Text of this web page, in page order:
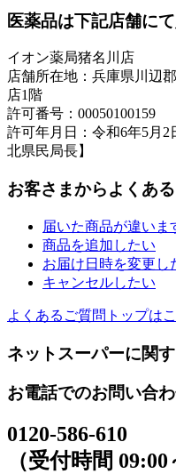
医薬品は下記店舗に
イオン薬局猪名川店
店舗所在地：兵庫県川辺
店1階
許可番号：00050100159
許可年月日：令和6年5月2
北県民局長】
お客さまからよくあ
届いた商品が違いま
商品を追加したい
お届け日時を変更し
キャンセルしたい
よくあるご質問トップは
ネットスーパーに関
お電話でのお問い合
0120-586-610
（受付時間 09:00